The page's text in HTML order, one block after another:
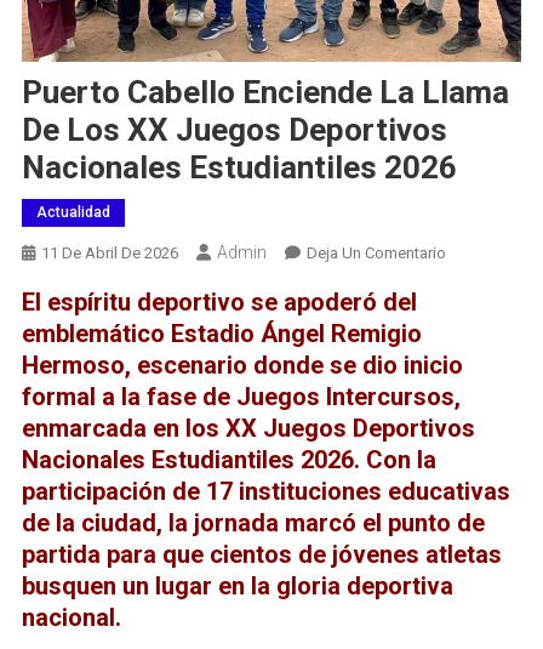
Puerto Cabello Enciende La Llama
De Los XX Juegos Deportivos
Nacionales Estudiantiles 2026
Actualidad
11 De Abril De 2026 Admin Deja Un ComentarioEn
La
Llama
Juegos
Deportivos
Nacionales
Estudiantiles
El espíritu deportivo se apoderó del
emblemático Estadio Ángel Remigio
Hermoso, escenario donde se dio inicio
formal a la fase de Juegos Intercursos,
enmarcada en los XX Juegos Deportivos
Nacionales Estudiantiles 2026. Con la
participación de 17 instituciones educativas
de la ciudad, la jornada marcó el punto de
partida para que cientos de jóvenes atletas
busquen un lugar en la gloria deportiva
nacional.